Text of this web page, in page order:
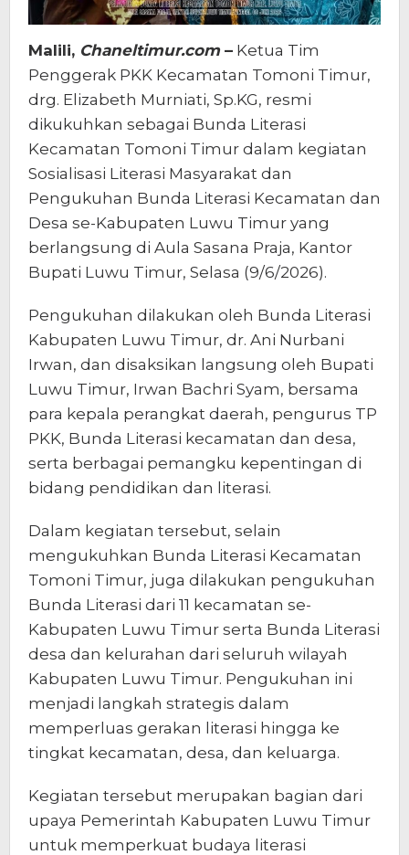
Malili, Chaneltimur.com– Ketua Tim
Penggerak PKK Kecamatan Tomoni Timur,
drg. Elizabeth Murniati, Sp.KG, resmi
dikukuhkan sebagai Bunda Literasi
Kecamatan Tomoni Timur dalam kegiatan
Sosialisasi Literasi Masyarakat dan
Pengukuhan Bunda Literasi Kecamatan dan
Desa se-Kabupaten Luwu Timur yang
berlangsung di Aula Sasana Praja, Kantor
Bupati Luwu Timur, Selasa (9/6/2026).
Pengukuhan dilakukan oleh Bunda Literasi
Kabupaten Luwu Timur, dr. Ani Nurbani
Irwan, dan disaksikan langsung oleh Bupati
Luwu Timur, Irwan Bachri Syam, bersama
para kepala perangkat daerah, pengurus TP
PKK, Bunda Literasi kecamatan dan desa,
serta berbagai pemangku kepentingan di
bidang pendidikan dan literasi.
Dalam kegiatan tersebut, selain
mengukuhkan Bunda Literasi Kecamatan
Tomoni Timur, juga dilakukan pengukuhan
Bunda Literasi dari 11 kecamatan se-
Kabupaten Luwu Timur serta Bunda Literasi
desa dan kelurahan dari seluruh wilayah
Kabupaten Luwu Timur. Pengukuhan ini
menjadi langkah strategis dalam
memperluas gerakan literasi hingga ke
tingkat kecamatan, desa, dan keluarga.
Kegiatan tersebut merupakan bagian dari
upaya Pemerintah Kabupaten Luwu Timur
untuk memperkuat budaya literasi